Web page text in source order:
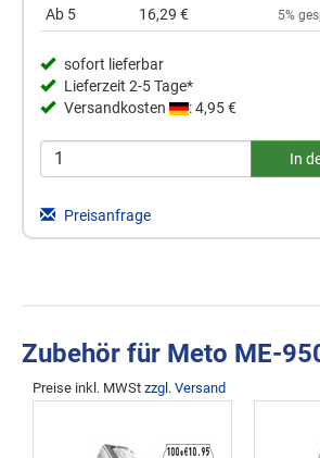
Ab 5 16,29 € 5%
sofort lieferbar
Lieferzeit 2-5 Tage*
Versandkosten
: 4,95 €
Preisanfrage
Zubehör für Meto ME-
Preise inkl. MWSt zzgl. Versand